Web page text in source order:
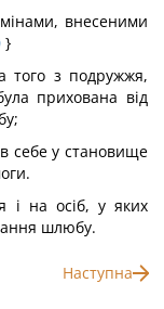
внесеними
}
того з подружжя,
прихована від
себе у становище
і на осіб, у яких
шлюбу.
Наступна